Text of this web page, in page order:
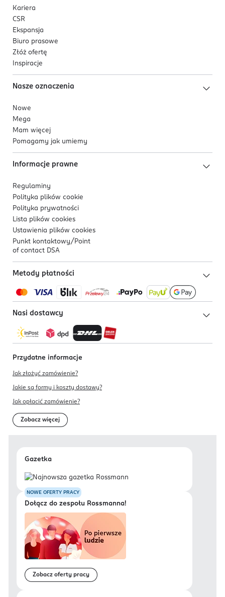
Kariera
CSR
Ekspansja
Biuro prasowe
Złóż ofertę
Inspiracje
Nasze oznaczenia
Nowe
Mega
Mam więcej
Pomagamy jak umiemy
Informacje prawne
Regulaminy
Polityka plików cookie
Polityka prywatności
Lista plików cookies
Ustawienia plików cookies
Punkt kontaktowy/ Point
of contact DSA
Metody płatności
Nasi dostawcy
Przydatne informacje
Jak złożyć zamówienie?
Jakie są formy i koszty dostawy?
Jak opłacić zamówienie?
Zobacz więcej
Gazetka
NOWE OFERTY PRACY
Dołącz do zespołu Rossmanna!
Zobacz oferty pracy